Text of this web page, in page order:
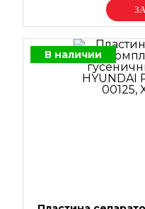
В наличии